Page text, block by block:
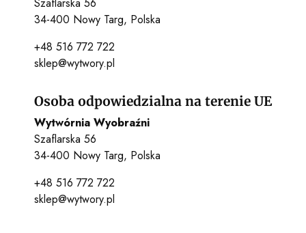
Szaflarska 56
34-400 Nowy Targ, Polska
+48 516 772 722
sklep@wytwory.pl
Osoba odpowiedzialna na terenie UE
Wytwórnia Wyobraźni
Szaflarska 56
34-400 Nowy Targ, Polska
+48 516 772 722
sklep@wytwory.pl